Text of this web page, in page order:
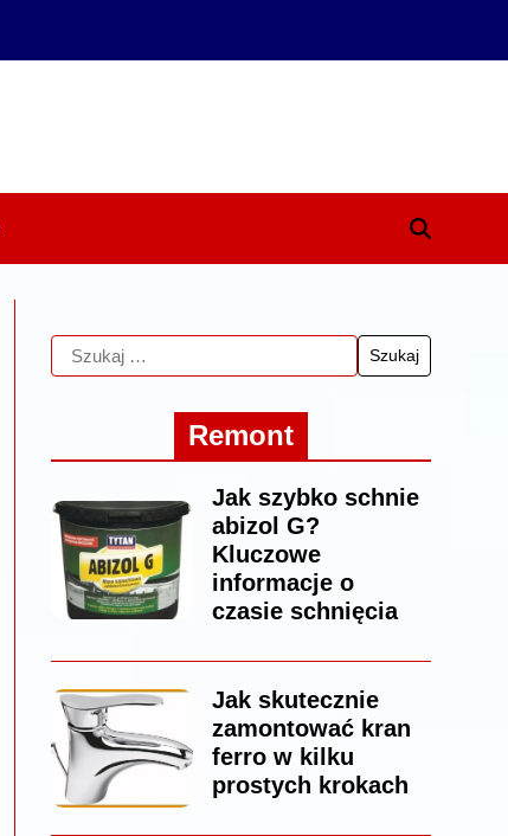
Remont
Jak szybko schnie
abizol G?
Kluczowe
informacje o
czasie schnięcia
Jak skutecznie
zamontować kran
ferro w kilku
prostych krokach